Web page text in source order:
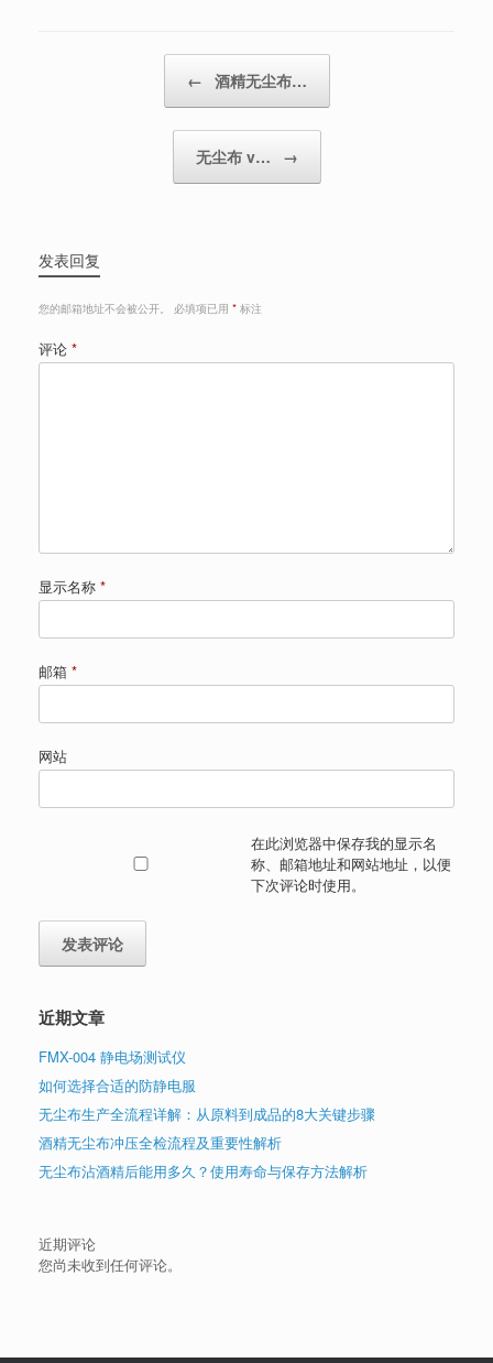
← 酒精无尘布…
无尘布 v… →
发表回复
您的邮箱地址不会被公开。 必填项已用 * 标注
评论 *
显示名称 *
邮箱 *
网站
在此浏览器中保存我的显示名
称、邮箱地址和网站地址，以便
下次评论时使用。
近期文章
FMX-004 静电场测试仪
如何选择合适的防静电服
无尘布生产全流程详解：从原料到成品的8大关键步骤
酒精无尘布冲压全检流程及重要性解析
无尘布沾酒精后能用多久？使用寿命与保存方法解析
近期评论
您尚未收到任何评论。